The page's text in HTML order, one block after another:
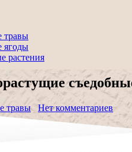
травы
ягоды
растения
травы Нет комментариев